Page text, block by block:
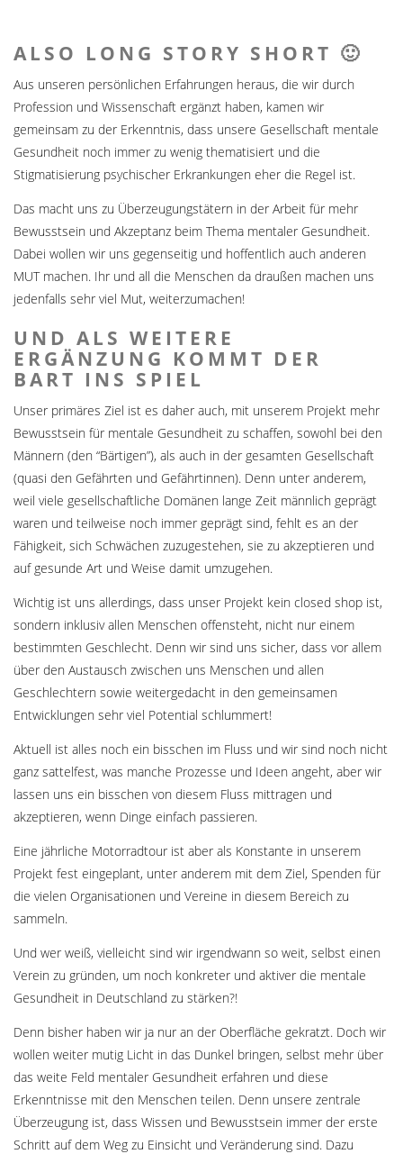
ALSO LONG STORY SHORT 🙂
Aus unseren persönlichen Erfahrungen heraus, die wir durch
Profession und Wissenschaft ergänzt haben, kamen wir
gemeinsam zu der Erkenntnis, dass unsere Gesellschaft mentale
Gesundheit noch immer zu wenig thematisiert und die
Stigmatisierung psychischer Erkrankungen eher die Regel ist.
Das macht uns zu Überzeugungstätern in der Arbeit für mehr
Bewusstsein und Akzeptanz beim Thema mentaler Gesundheit.
Dabei wollen wir uns gegenseitig und hoffentlich auch anderen
MUT machen. Ihr und all die Menschen da draußen machen uns
jedenfalls sehr viel Mut, weiterzumachen!
UND ALS WEITERE
ERGÄNZUNG KOMMT DER
BART INS SPIEL
Unser primäres Ziel ist es daher auch, mit unserem Projekt mehr
Bewusstsein für mentale Gesundheit zu schaffen, sowohl bei den
Männern (den “Bärtigen”), als auch in der gesamten Gesellschaft
(quasi den Gefährten und Gefährtinnen). Denn unter anderem,
weil viele gesellschaftliche Domänen lange Zeit männlich geprägt
waren und teilweise noch immer geprägt sind, fehlt es an der
Fähigkeit, sich Schwächen zuzugestehen, sie zu akzeptieren und
auf gesunde Art und Weise damit umzugehen.
Wichtig ist uns allerdings, dass unser Projekt kein closed shop ist,
sondern inklusiv allen Menschen offensteht, nicht nur einem
bestimmten Geschlecht. Denn wir sind uns sicher, dass vor allem
über den Austausch zwischen uns Menschen und allen
Geschlechtern sowie weitergedacht in den gemeinsamen
Entwicklungen sehr viel Potential schlummert!
Aktuell ist alles noch ein bisschen im Fluss und wir sind noch nicht
ganz sattelfest, was manche Prozesse und Ideen angeht, aber wir
lassen uns ein bisschen von diesem Fluss mittragen und
akzeptieren, wenn Dinge einfach passieren.
Eine jährliche Motorradtour ist aber als Konstante in unserem
Projekt fest eingeplant, unter anderem mit dem Ziel, Spenden für
die vielen Organisationen und Vereine in diesem Bereich zu
sammeln.
Und wer weiß, vielleicht sind wir irgendwann so weit, selbst einen
Verein zu gründen, um noch konkreter und aktiver die mentale
Gesundheit in Deutschland zu stärken?!
Denn bisher haben wir ja nur an der Oberfläche gekratzt. Doch wir
wollen weiter mutig Licht in das Dunkel bringen, selbst mehr über
das weite Feld mentaler Gesundheit erfahren und diese
Erkenntnisse mit den Menschen teilen. Denn unsere zentrale
Überzeugung ist, dass Wissen und Bewusstsein immer der erste
Schritt auf dem Weg zu Einsicht und Veränderung sind. Dazu